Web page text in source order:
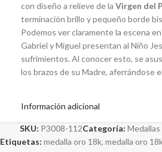
con diseño a relieve de la Virgen del
terminación brillo y pequeño borde
Podemos ver claramente la escena
Gabriel y Miguel presentan al Niño
sufrimientos. Al conocer esto, se
los brazos de su Madre, aferrándose
Información adicional
SKU: P3008-112Categoría:
Etiquetas: medalla oro 18k, medalla oro